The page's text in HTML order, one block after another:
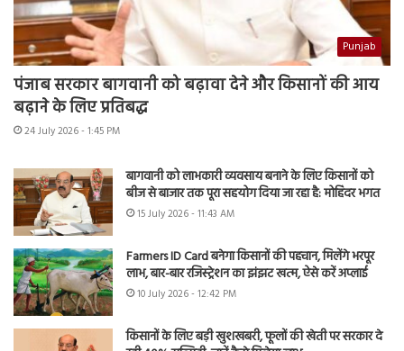
Punjab
पंजाब सरकार बागवानी को बढ़ावा देने और किसानों की आय
बढ़ाने के लिए प्रतिबद्ध
24 July 2026 - 1:45 PM
बागवानी को लाभकारी व्यवसाय बनाने के लिए किसानों को
बीज से बाजार तक पूरा सहयोग दिया जा रहा है: मोहिंदर भगत
15 July 2026 - 11:43 AM
Farmers ID Card बनेगा किसानों की पहचान, मिलेंगे भरपूर
लाभ, बार-बार रजिस्ट्रेशन का झंझट खत्म, ऐसे करें अप्लाई
10 July 2026 - 12:42 PM
किसानों के लिए बड़ी खुशखबरी, फूलों की खेती पर सरकार दे